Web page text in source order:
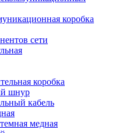
коробка
сети
коробка
шнур
кабель
медная